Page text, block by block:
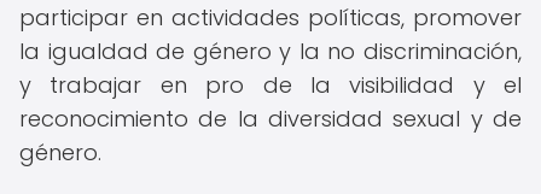
participar en actividades políticas, promover
la igualdad de género y la no discriminación,
y trabajar en pro de la visibilidad y el
reconocimiento de la diversidad sexual y de
género.